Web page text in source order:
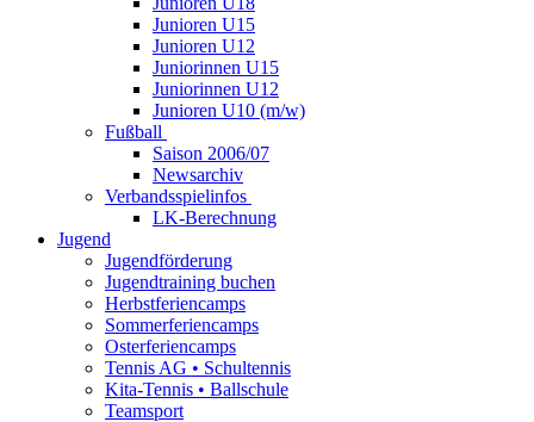
Junioren U15
Junioren U12
Juniorinnen U15
Juniorinnen U12
Junioren U10 (m/w)
Fußball
Saison 2006/07
Newsarchiv
Verbandsspielinfos
LK-Berechnung
Jugend
Jugendförderung
Jugendtraining buchen
Herbstferiencamps
Sommerferiencamps
Osterferiencamps
Tennis AG • Schultennis
Kita-Tennis • Ballschule
Teamsport